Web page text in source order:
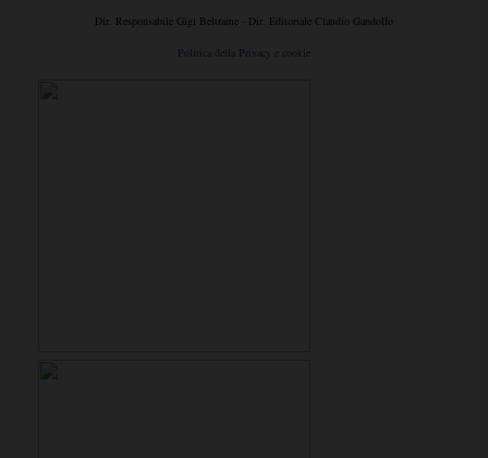
Dir. Responsabile Gigi Beltrame - Dir. Editoriale Claudio Gandolfo
Politica della Privacy e cookie